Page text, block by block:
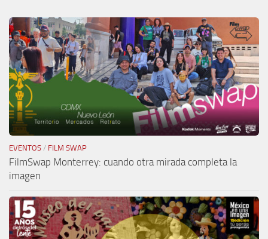
EVENTOS / FILM SWAP
FilmSwap Monterrey: cuando otra mirada completa la
imagen